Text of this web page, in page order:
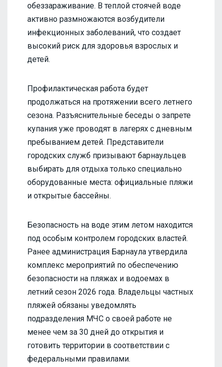
обеззараживание. В теплой стоячей воде
активно размножаются возбудители
инфекционных заболеваний, что создает
высокий риск для здоровья взрослых и
детей.
Профилактическая работа будет
продолжаться на протяжении всего летнего
сезона. Разъяснительные беседы о запрете
купания уже проводят в лагерях с дневным
пребыванием детей. Представители
городских служб призывают барнаульцев
выбирать для отдыха только специально
оборудованные места: официальные пляжи
и открытые бассейны.
Безопасность на воде этим летом находится
под особым контролем городских властей.
Ранее администрация Барнаула утвердила
комплекс мероприятий по обеспечению
безопасности на пляжах и водоемах в
летний сезон 2026 года. Владельцы частных
пляжей обязаны уведомлять
подразделения МЧС о своей работе не
менее чем за 30 дней до открытия и
готовить территории в соответствии с
федеральными правилами.